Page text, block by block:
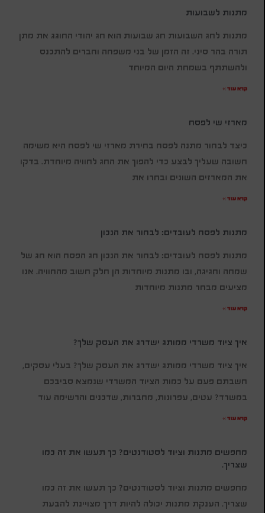
מתנות לשבועות
מתנות לחג השבועות חג שבועות הוא חג יהודי החוגג את מתן
תורה בהר סיני. זה הזמן של בני משפחה וחברים להתכנס
ולהשתתף בשמחת היום המיוחד
קרא עוד »
מארזי שי לפסח
כיצד לבחור מתנה לפסח בחירת מארזי שי לפסח היא משימה
חשובה שעליך לבצע כדי להפוך את החג לחוויה מיוחדת. בדקו
את המארזים השונים ובחרו את
קרא עוד »
מתנות לפסח לעובדים: לבחור את הנכון
מתנות לפסח לעובדים: לבחור את הנכון חג הפסח הוא חג של
שמחה וחגיגה, ובו מתנות מיוחדות הן חלק חשוב מהחוויה. אנו
מציעים מבחר מתנות מיוחדות
קרא עוד »
איך ציוד משרדי ממותג ישדרג את העסק שלך?
איך ציוד משרדי ממותג ישדרג את העסק שלך? בעלי עסקים,
חשבתם פעם על כמות הציוד המשרדי שנמצא סביבכם
במשרד? עטים, עפרונות, מחברות, שדכנים והרשימה עוד
קרא עוד »
מחפשים מתנות וציוד לסטודנטים? כך תעשו את זה כמו
שצריך.
מחפשים מתנות וציוד לסטודנטים? כך תעשו את זה כמו
שצריך. הענקת מתנות יכולה להיות דרך מצויינת להבעת